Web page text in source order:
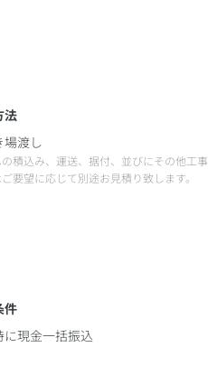
法
場渡し
積込み、運送、据付、並びにその他工事
要望に応じて別途お見積り致します。
件
に現金一括振込